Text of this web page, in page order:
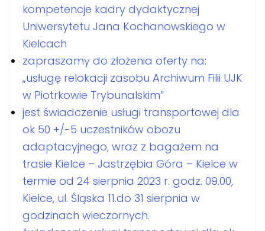
kompetencje kadry dydaktycznej
Uniwersytetu Jana Kochanowskiego w
Kielcach
zapraszamy do złożenia oferty na:
„usługę relokacji zasobu Archiwum Filii UJK
w Piotrkowie Trybunalskim”
jest świadczenie usługi transportowej dla
ok 50 +/-5 uczestników obozu
adaptacyjnego, wraz z bagażem na
trasie Kielce – Jastrzębia Góra – Kielce w
termie od 24 sierpnia 2023 r. godz. 09.00,
Kielce, ul. Śląska 11.do 31 sierpnia w
godzinach wieczornych.